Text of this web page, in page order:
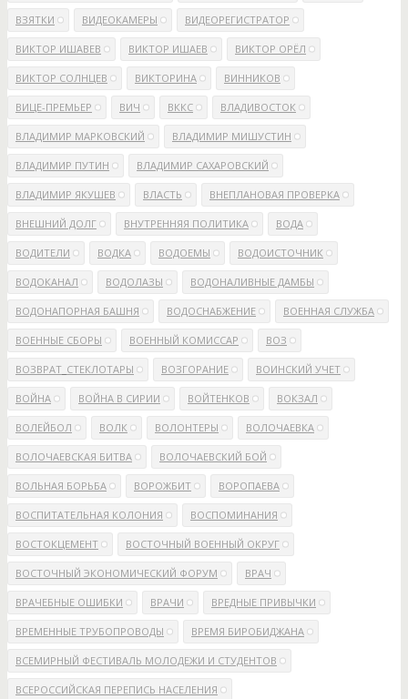
ВЗЯТКИ ВИДЕОКАМЕРЫ ВИДЕОРЕГИСТРАТОР
ВИКТОР ИШАВЕВ ВИКТОР ИШАЕВ ВИКТОР ОРЁЛ
ВИКТОР СОЛНЦЕВ ВИКТОРИНА ВИННИКОВ
ВИЦЕ-ПРЕМЬЕР ВИЧ ВККС ВЛАДИВОСТОК
ВЛАДИМИР МАРКОВСКИЙ ВЛАДИМИР МИШУСТИН
ВЛАДИМИР ПУТИН ВЛАДИМИР САХАРОВСКИЙ
ВЛАДИМИР ЯКУШЕВ ВЛАСТЬ ВНЕПЛАНОВАЯ ПРОВЕРКА
ВНЕШНИЙ ДОЛГ ВНУТРЕННЯЯ ПОЛИТИКА ВОДА
ВОДИТЕЛИ ВОДКА ВОДОЕМЫ ВОДОИСТОЧНИК
ВОДОКАНАЛ ВОДОЛАЗЫ ВОДОНАЛИВНЫЕ ДАМБЫ
ВОДОНАПОРНАЯ БАШНЯ ВОДОСНАБЖЕНИЕ ВОЕННАЯ СЛУЖБА
ВОЕННЫЕ СБОРЫ ВОЕННЫЙ КОМИССАР ВОЗ
ВОЗВРАТ_СТЕКЛОТАРЫ ВОЗГОРАНИЕ ВОИНСКИЙ УЧЕТ
ВОЙНА ВОЙНА В СИРИИ ВОЙТЕНКОВ ВОКЗАЛ
ВОЛЕЙБОЛ ВОЛК ВОЛОНТЕРЫ ВОЛОЧАЕВКА
ВОЛОЧАЕВСКАЯ БИТВА ВОЛОЧАЕВСКИЙ БОЙ
ВОЛЬНАЯ БОРЬБА ВОРОЖБИТ ВОРОПАЕВА
ВОСПИТАТЕЛЬНАЯ КОЛОНИЯ ВОСПОМИНАНИЯ
ВОСТОКЦЕМЕНТ ВОСТОЧНЫЙ ВОЕННЫЙ ОКРУГ
ВОСТОЧНЫЙ ЭКОНОМИЧЕСКИЙ ФОРУМ ВРАЧ
ВРАЧЕБНЫЕ ОШИБКИ ВРАЧИ ВРЕДНЫЕ ПРИВЫЧКИ
ВРЕМЕННЫЕ ТРУБОПРОВОДЫ ВРЕМЯ БИРОБИДЖАНА
ВСЕМИРНЫЙ ФЕСТИВАЛЬ МОЛОДЕЖИ И СТУДЕНТОВ
ВСЕРОССИЙСКАЯ ПЕРЕПИСЬ НАСЕЛЕНИЯ